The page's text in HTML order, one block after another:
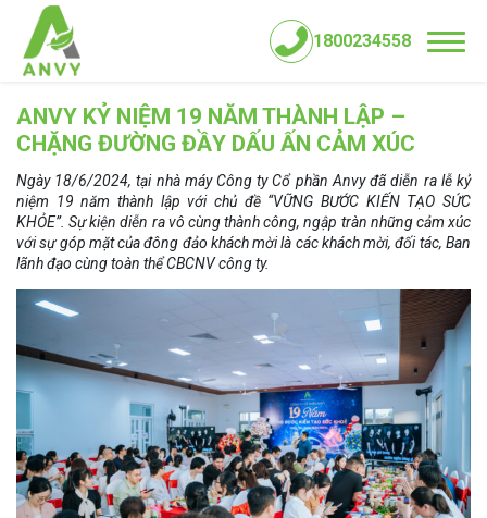
1800234558
ANVY KỶ NIỆM 19 NĂM THÀNH LẬP –
CHẶNG ĐƯỜNG ĐẦY DẤU ẤN CẢM XÚC
Ngày 18/6/2024, tại nhà máy Công ty Cổ phần Anvy đã diễn ra lễ kỷ
niệm 19 năm thành lập với chủ đề “VỮNG BƯỚC KIẾN TẠO SỨC
KHỎE”. Sự kiện diễn ra vô cùng thành công, ngập tràn những cảm xúc
với sự góp mặt của đông đảo khách mời là các khách mời, đối tác, Ban
lãnh đạo cùng toàn thể CBCNV công ty.